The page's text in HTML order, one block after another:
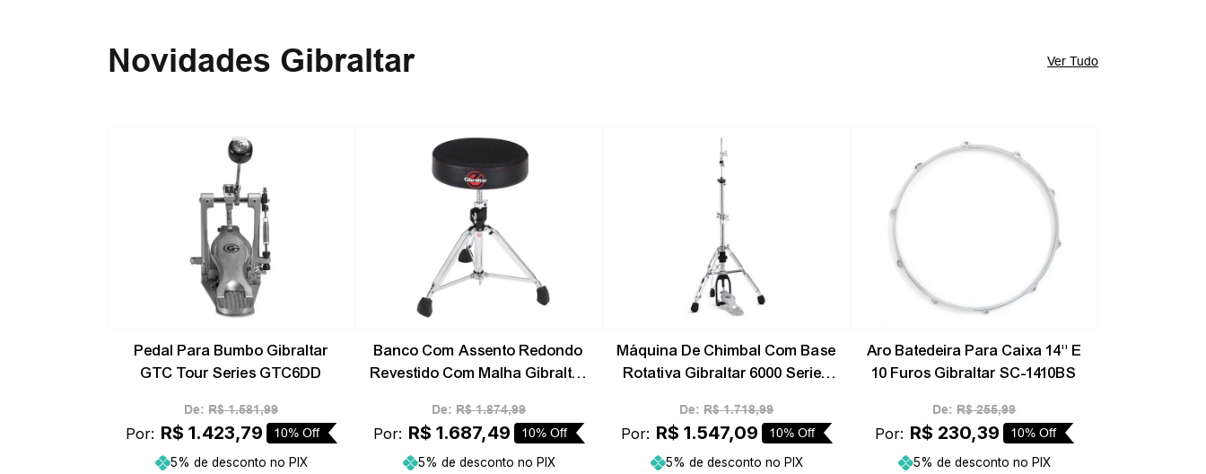
Novidades Gibraltar Ver Tudo
Pedal Para Bumbo Gibraltar
GTC Tour Series GTC6DD
De: R$ 1.581,99
Por: R$ 1.423,79 10% Off
5% de desconto no PIX
Banco Com Assento Redondo
Revestido Com Malha Gibraltar
De: R$ 1.874,99
Por: R$ 1.687,49 10% Off
5% de desconto no PIX
Máquina De Chimbal Com Base
Rotativa Gibraltar 6000 Series
De: R$ 1.718,99
Por: R$ 1.547,09 10% Off
5% de desconto no PIX
Aro Batedeira Para Caixa 14'' E
10 Furos Gibraltar SC-1410BS
De: R$ 255,99
Por: R$ 230,39 10% Off
5% de desconto no PIX